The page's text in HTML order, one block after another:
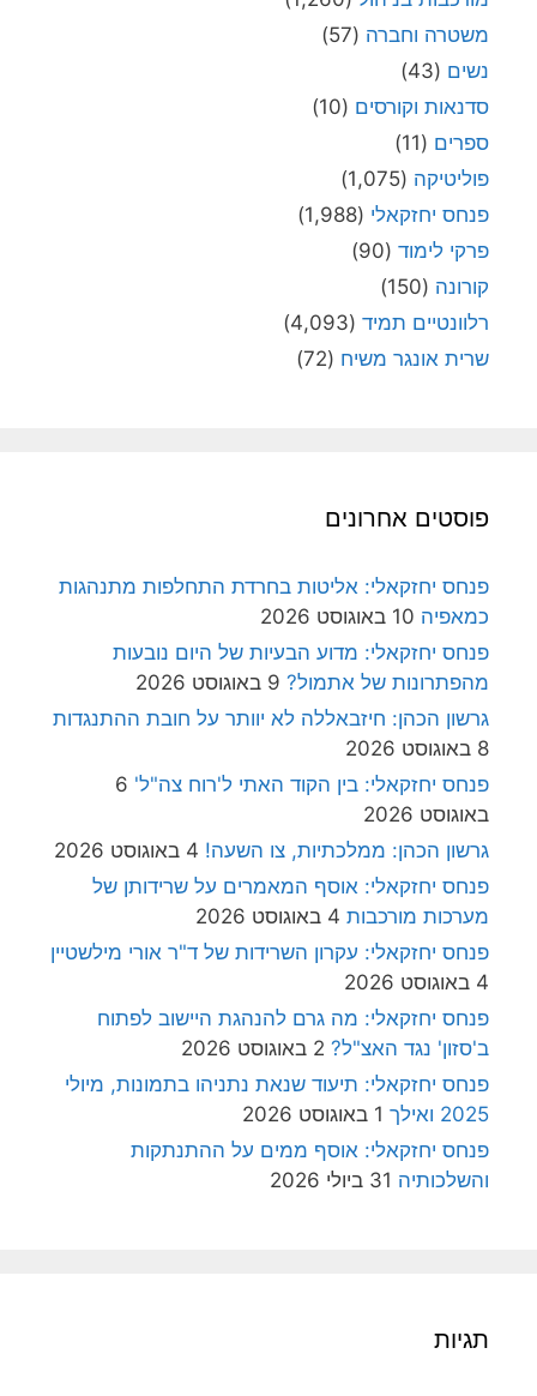
משטרה וחברה (57)
נשים (43)
סדנאות וקורסים (10)
ספרים (11)
פוליטיקה (1,075)
פנחס יחזקאלי (1,988)
פרקי לימוד (90)
קורונה (150)
רלוונטיים תמיד (4,093)
שרית אונגר משיח (72)
פוסטים אחרונים
פנחס יחזקאלי: אליטות בחרדת התחלפות מתנהגות
כמאפיה 10 באוגוסט 2026
פנחס יחזקאלי: מדוע הבעיות של היום נובעות
מהפתרונות של אתמול? 9 באוגוסט 2026
גרשון הכהן: חיזבאללה לא יוותר על חובת ההתנגדות
8 באוגוסט 2026
פנחס יחזקאלי: בין הקוד האתי ל'רוח צה"ל' 6
באוגוסט 2026
גרשון הכהן: ממלכתיות, צו השעה! 4 באוגוסט 2026
פנחס יחזקאלי: אוסף המאמרים על שרידותן של
מערכות מורכבות 4 באוגוסט 2026
פנחס יחזקאלי: עקרון השרידות של ד"ר אורי מילשטיין
4 באוגוסט 2026
פנחס יחזקאלי: מה גרם להנהגת היישוב לפתוח
ב'סזון' נגד האצ"ל? 2 באוגוסט 2026
פנחס יחזקאלי: תיעוד שנאת נתניהו בתמונות, מיולי
2025 ואילך
1 באוגוסט 2026
פנחס יחזקאלי: אוסף ממים על ההתנתקות
והשלכותיה 31 ביולי 2026
תגיות